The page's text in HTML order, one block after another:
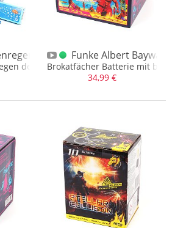
Silber 12er Schachtel (sehr
der unfassbar tief fällt.
Funke Albert
Brokatfächer Batterie mit
34,99 €